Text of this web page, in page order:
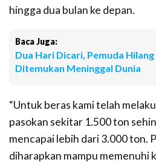
hingga dua bulan ke depan.
Baca Juga:
Dua Hari Dicari, Pemuda
Ditemukan Meninggal Dunia
“Untuk beras kami telah
pasokan sekitar 1.500 ton
mencapai lebih dari 3.000 ton.
diharapkan mampu memenuhi